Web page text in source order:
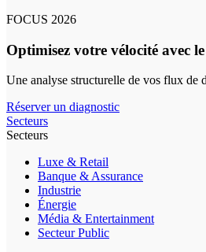
FOCUS 2026
Optimisez votre vélocité avec
Une analyse structurelle de vos flux de
Réserver un diagnostic
Secteurs
Secteurs
Luxe & Retail
Banque & Assurance
Industrie
Énergie
Média & Entertainment
Secteur Public